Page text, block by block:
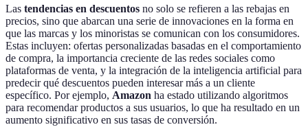
Las tendencias en descuentos no solo se refieren a las rebajas en
precios, sino que abarcan una serie de innovaciones en la forma en
que las marcas y los minoristas se comunican con los consumidores.
Estas incluyen: ofertas personalizadas basadas en el comportamiento
de compra, la importancia creciente de las redes sociales como
plataformas de venta, y la integración de la inteligencia artificial para
predecir qué descuentos pueden interesar más a un cliente
específico. Por ejemplo, Amazon ha estado utilizando algoritmos
para recomendar productos a sus usuarios, lo que ha resultado en un
aumento significativo en sus tasas de conversión.